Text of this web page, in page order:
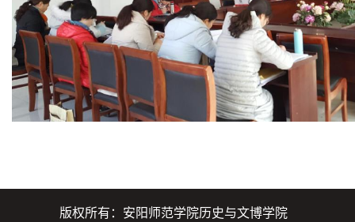
版权所有：安阳师范学院历史与文博学院